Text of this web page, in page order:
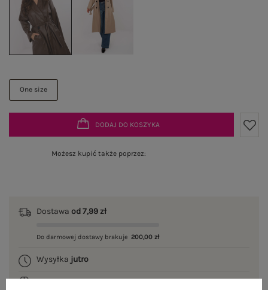
One size
DODAJ DO KOSZYKA
Możesz kupić także poprzez:
Dostawa od 7,99 zł
Do darmowej dostawy brakuje 200,00 zł
Wysyłka jutro